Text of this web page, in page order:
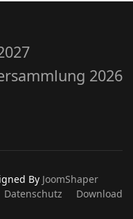
2026
By JoomShaper
Datenschutz Download